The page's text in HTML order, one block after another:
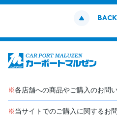
※各店舗への商品やご購入のお問
※当サイトでのご購入に関するお